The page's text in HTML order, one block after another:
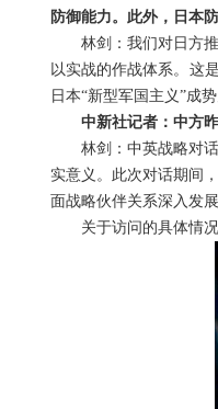
防御能力。此外，日本
林剑：我们对日方
以实战的作战体系。这
日本“新型军国主义”成
中新社记者：中方
林剑：中英战略对
实意义。此次对话期间
面战略伙伴关系深入发
关于访问的具体情